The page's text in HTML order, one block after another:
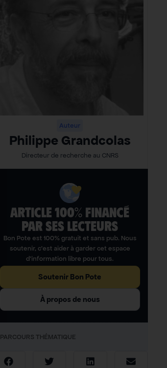
Auteur
Philippe Grandcolas
Directeur de recherche au CNRS
ARTICLE 100% FINANCÉ
PAR SES LECTEURS​
Bon Pote est 100% gratuit et sans pub. Nous
soutenir, c’est aider à garder cet espace
d’information libre pour tous.
Soutenir Bon Pote
À propos de nous
PARCOURS THÉMATIQUE